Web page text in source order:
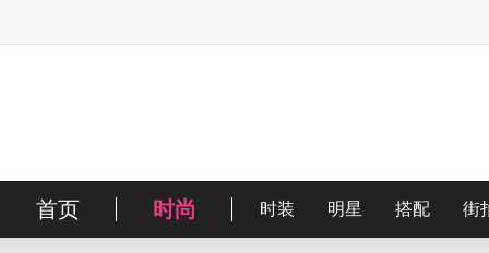
首页 时尚 时装 明星 搭配 街